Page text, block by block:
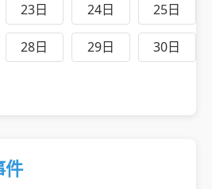
23日 24日 25日
28日 29日 30日
件